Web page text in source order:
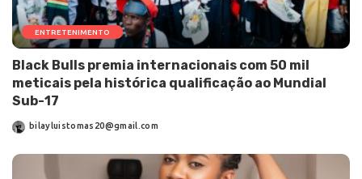
ENTRETENIMENTO
Black Bulls premia internacionais com 50 mil
meticais pela histórica qualificação ao Mundial
Sub-17
bilayluistomas20@gmail.com